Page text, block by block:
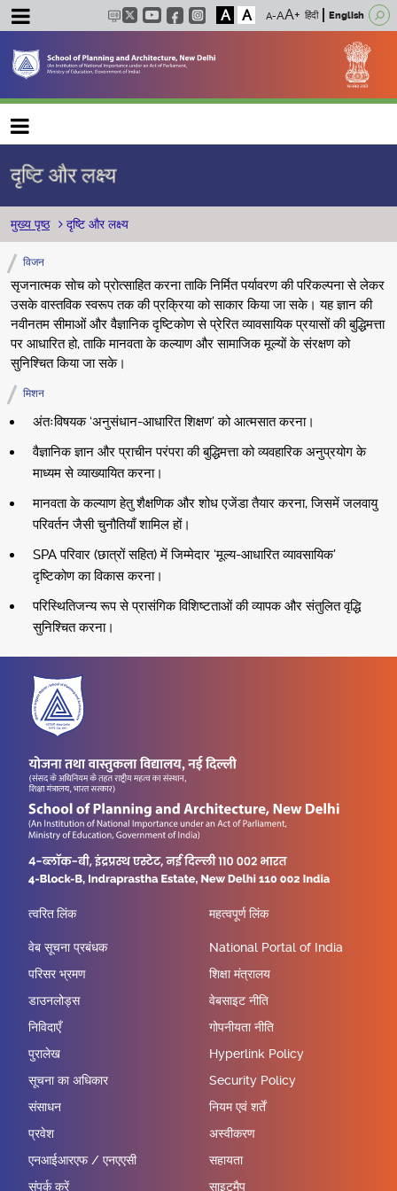
A A हिंदी English
Main navigation
दृष्टि और लक्ष्य
पग चिन्ह
मुख्य पृष्ठ दृष्टि और लक्ष्य
विजन
सृजनात्मक सोच को प्रोत्साहित करना ताकि निर्मित पर्यावरण की परिकल्पना से लेकर
उसके वास्तविक स्वरूप तक की प्रक्रिया को साकार किया जा सके। यह ज्ञान की
नवीनतम सीमाओं और वैज्ञानिक दृष्टिकोण से प्रेरित व्यावसायिक प्रयासों की बुद्धिमत्ता
पर आधारित हो, ताकि मानवता के कल्याण और सामाजिक मूल्यों के संरक्षण को
सुनिश्चित किया जा सके।
मिशन
अंतःविषयक ‘अनुसंधान-आधारित शिक्षण’ को आत्मसात करना।
वैज्ञानिक ज्ञान और प्राचीन परंपरा की बुद्धिमत्ता को व्यवहारिक अनुप्रयोग के
माध्यम से व्याख्यायित करना।
मानवता के कल्याण हेतु शैक्षणिक और शोध एजेंडा तैयार करना, जिसमें जलवायु
परिवर्तन जैसी चुनौतियाँ शामिल हों।
SPA परिवार (छात्रों सहित) में जिम्मेदार ‘मूल्य-आधारित व्यावसायिक’
दृष्टिकोण का विकास करना।
परिस्थितिजन्य रूप से प्रासंगिक विशिष्टताओं की व्यापक और संतुलित वृद्धि
सुनिश्चित करना।
त्वरित लिंक
वेब सूचना प्रबंधक
परिसर भ्रमण
डाउनलोड्स
निविदाएँ
पुरालेख
सूचना का अधिकार
संसाधन
प्रवेश
एनआईआरएफ / एनएएसी
संपर्क करें
महत्वपूर्ण लिंक
National Portal of India
शिक्षा मंत्रालय
वेबसाइट नीति
गोपनीयता नीति
Hyperlink Policy
Security Policy
नियम एवं शर्तें
अस्वीकरण
सहायता
साइटमैप